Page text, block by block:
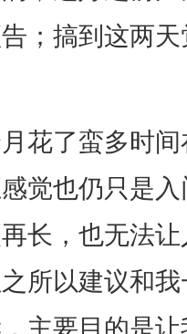
告；搞到这两
花了蛮多时
觉也仍只是
长，也无法
所以建议和
主要目的是